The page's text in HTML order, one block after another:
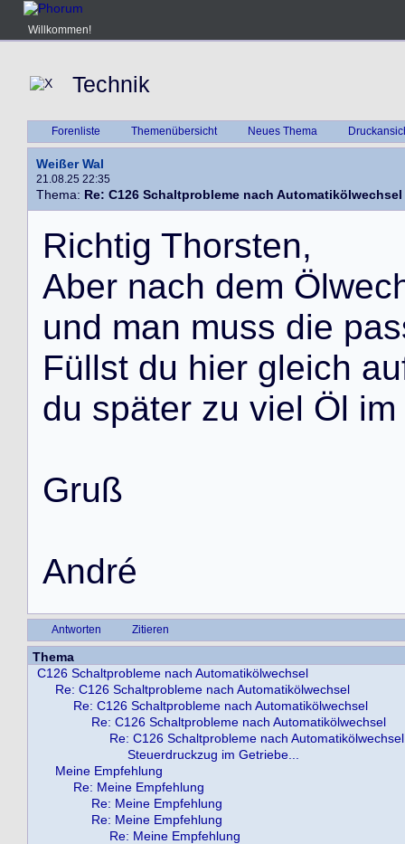
Willkommen!
Technik
Forenliste Themenübersicht Neues Thema
Weißer Wal
21.08.25 22:35
Thema: Re: C126 Schaltprobleme nach Automatikölwechsel
Richtig Thorsten,
Aber nach dem Ölwec
und man muss die pas
Füllst du hier gleich au
du später zu viel Öl im
Gruß
André
Antworten Zitieren
Thema
C126 Schaltprobleme nach Automatikölwechsel
Re: C126 Schaltprobleme nach Automatikölwechsel
Re: C126 Schaltprobleme nach Automatikölwechsel
Re: C126 Schaltprobleme nach Automatikölwechsel
Re: C126 Schaltprobleme nach Automatikölwechsel
Steuerdruckzug im Getriebe...
Meine Empfehlung
Re: Meine Empfehlung
Re: Meine Empfehlung
Re: Meine Empfehlung
Re: Meine Empfehlung